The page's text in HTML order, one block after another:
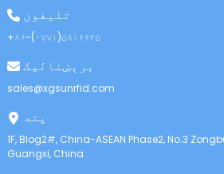
تلیفون
+۸۶-(۰۷۷۱)۵۸۱۶۶۲۵
برېښنالیک
sales@xgsunrfid.com
پته
1F, Blog2#, China-ASEAN Phase2, No.3
Guangxi, China